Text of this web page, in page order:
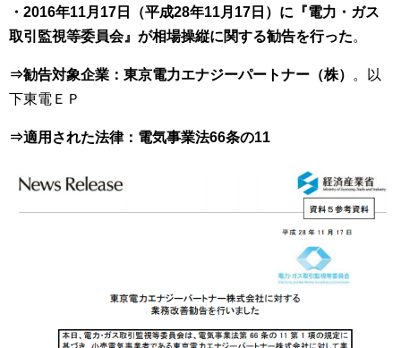
・2016年11月17日（平成28年11月17日）に『電力・ガス
取引監視等委員会』が相場操縦に関する勧告を行った。
⇒勧告対象企業：東京電力エナジーパートナー（株）
。以
下東電ＥＰ
⇒適用された法律：電気事業法66条の11